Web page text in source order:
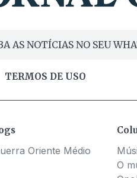
AS NOTÍCIAS NO SEU
TERMOS DE USO
Oriente Médio
O